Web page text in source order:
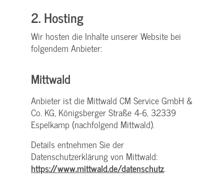
2. Hosting
Wir hosten die Inhalte unserer Website bei
folgendem Anbieter:
Mittwald
Anbieter ist die Mittwald CM Service GmbH &
Co. KG, Königsberger Straße 4-6, 32339
Espelkamp (nachfolgend Mittwald).
Details entnehmen Sie der
Datenschutzerklärung von Mittwald:
https://www.mittwald.de/datenschutz.